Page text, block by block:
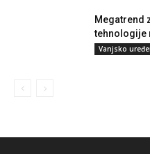
Megatrend
tehnologije
Vanjsko